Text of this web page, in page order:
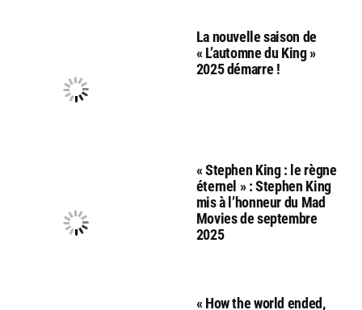
La nouvelle saison de
« L’automne du King »
2025 démarre !
« Stephen King : le règne
éternel » : Stephen King
mis à l’honneur du Mad
Movies de septembre
2025
« How the world ended,